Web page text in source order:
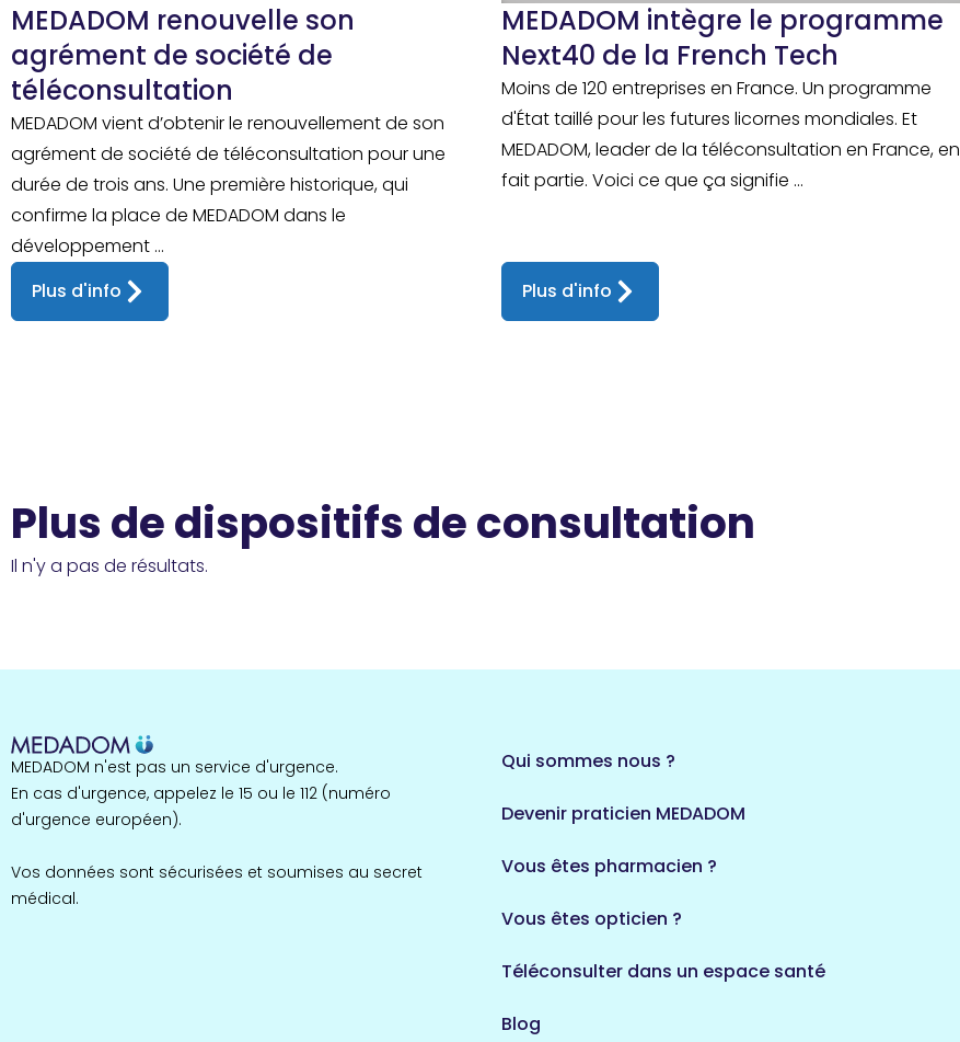
MEDADOM renouvelle son
agrément de société de
téléconsultation
MEDADOM vient d’obtenir le renouvellement de son
agrément de société de téléconsultation pour une
durée de trois ans. Une première historique, qui
confirme la place de MEDADOM dans le
développement ...
Plus d'info
MEDADOM intègre le programme
Next40 de la French Tech
Moins de 120 entreprises en France. Un programme
d'État taillé pour les futures licornes mondiales. Et
MEDADOM, leader de la téléconsultation en France, en
fait partie. Voici ce que ça signifie ...
Plus d'info
Plus de dispositifs de consultation
Il n'y a pas de résultats.
MEDADOM n'est pas un service d'urgence.
En cas d'urgence, appelez le 15 ou le 112 (numéro
d'urgence européen).
Vos données sont sécurisées et soumises au secret
médical.
Qui sommes nous ?
Devenir praticien MEDADOM
Vous êtes pharmacien ?
Vous êtes opticien ?
Téléconsulter dans un espace santé
Blog